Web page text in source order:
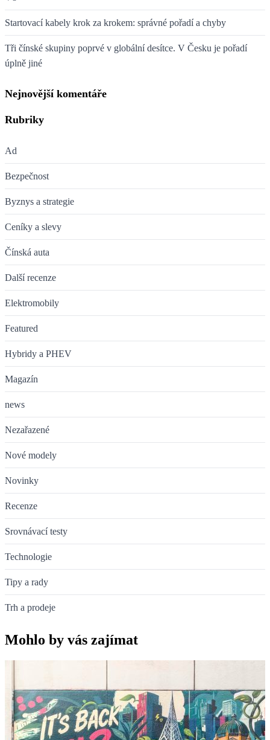
Startovací kabely krok za krokem: správné pořadí a chyby
Tři čínské skupiny poprvé v globální desítce. V Česku je pořadí
úplně jiné
Nejnovější komentáře
Rubriky
Ad
Bezpečnost
Byznys a strategie
Ceníky a slevy
Čínská auta
Další recenze
Elektromobily
Featured
Hybridy a PHEV
Magazín
news
Nezařazené
Nové modely
Novinky
Recenze
Srovnávací testy
Technologie
Tipy a rady
Trh a prodeje
Mohlo by vás zajímat